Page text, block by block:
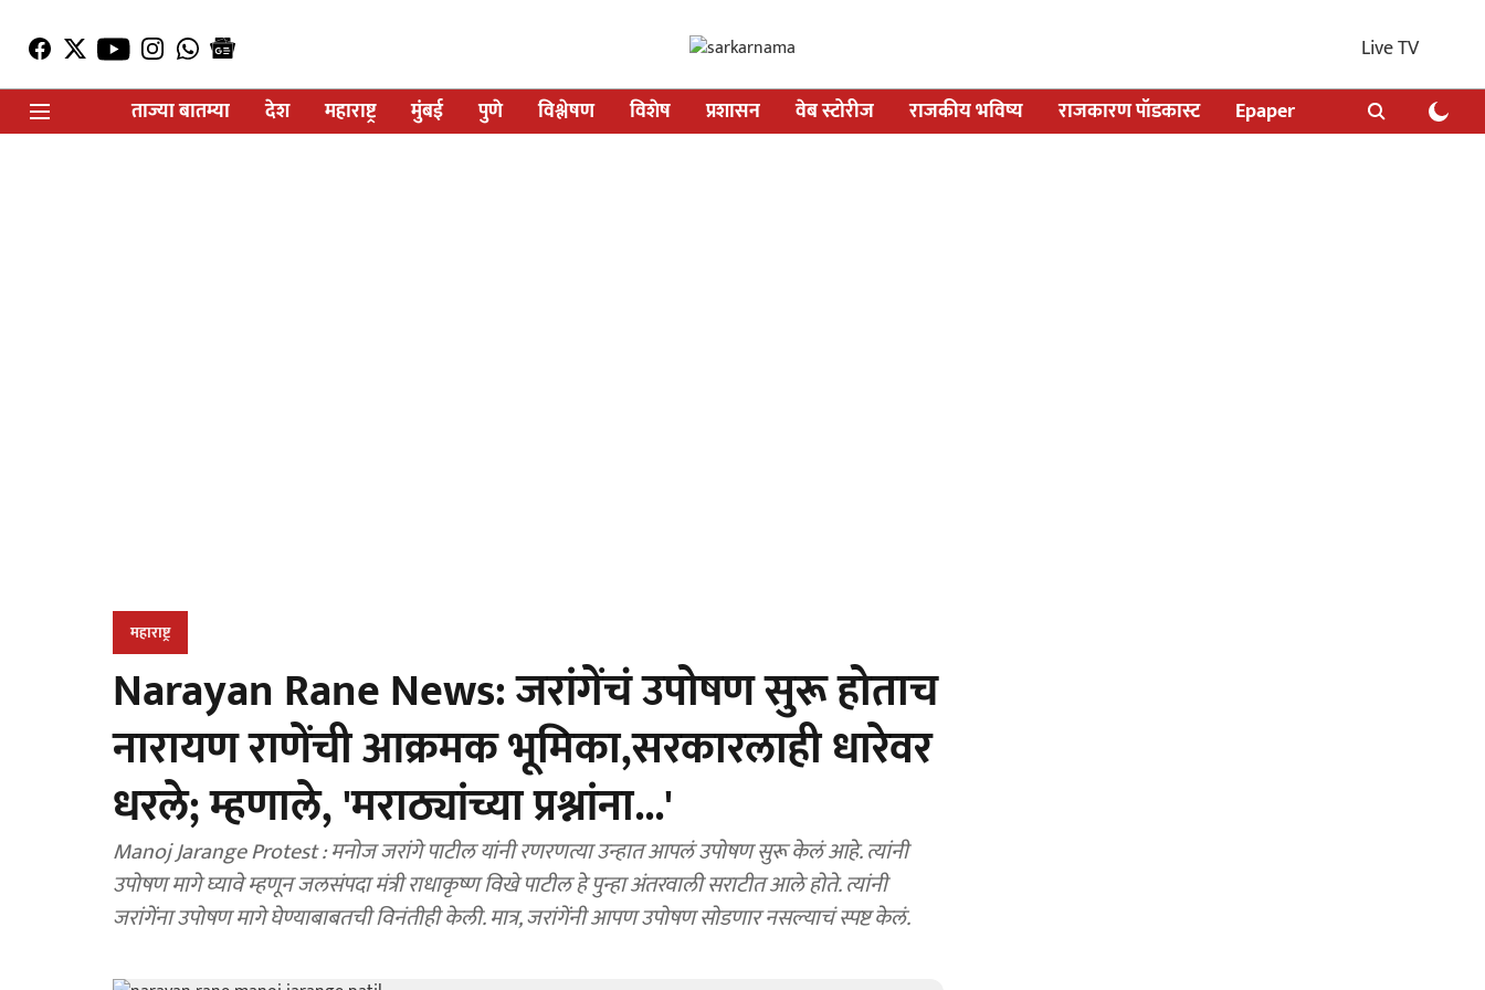
Live TV
ताज्या बातम्या
देश महाराष्ट्र मुंबई पुणे विश्लेषण विशेष प्रशासन वेब स्टोरीज राजकीय भविष्य राजकारण पॉडकास्ट Epaper
महाराष्ट्र
Narayan Rane News: जरांगेंचं उपोषण सुरू होताच
नारायण राणेंची आक्रमक भूमिका,सरकारलाही धारेवर
धरले; म्हणाले, 'मराठ्यांच्या प्रश्नांना...'
Manoj Jarange Protest : मनोज जरांगे पाटील यांनी रणरणत्या उन्हात आपलं उपोषण सुरू केलं आहे. त्यांनी
उपोषण मागे घ्यावे म्हणून जलसंपदा मंत्री राधाकृष्ण विखे पाटील हे पुन्हा अंतरवाली सराटीत आले होते. त्यांनी
जरांगेंना उपोषण मागे घेण्याबाबतची विनंतीही केली. मात्र, जरांगेंनी आपण उपोषण सोडणार नसल्याचं स्पष्ट केलं.